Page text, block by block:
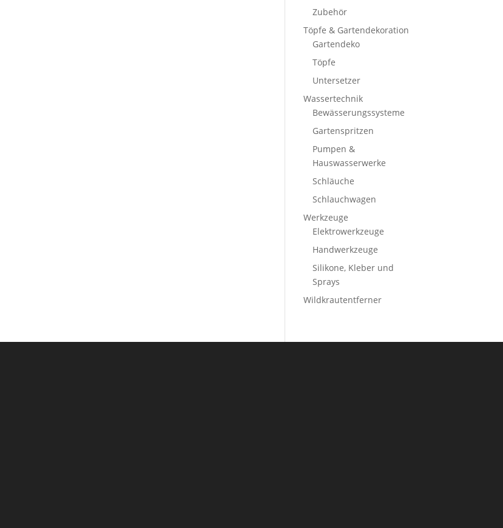
Zubehör
Töpfe & Gartendekoration
Gartendeko
Töpfe
Untersetzer
Wassertechnik
Bewässerungssysteme
Gartenspritzen
Pumpen &
Hauswasserwerke
Schläuche
Schlauchwagen
Werkzeuge
Elektrowerkzeuge
Handwerkzeuge
Silikone, Kleber und
Sprays
Wildkrautentferner